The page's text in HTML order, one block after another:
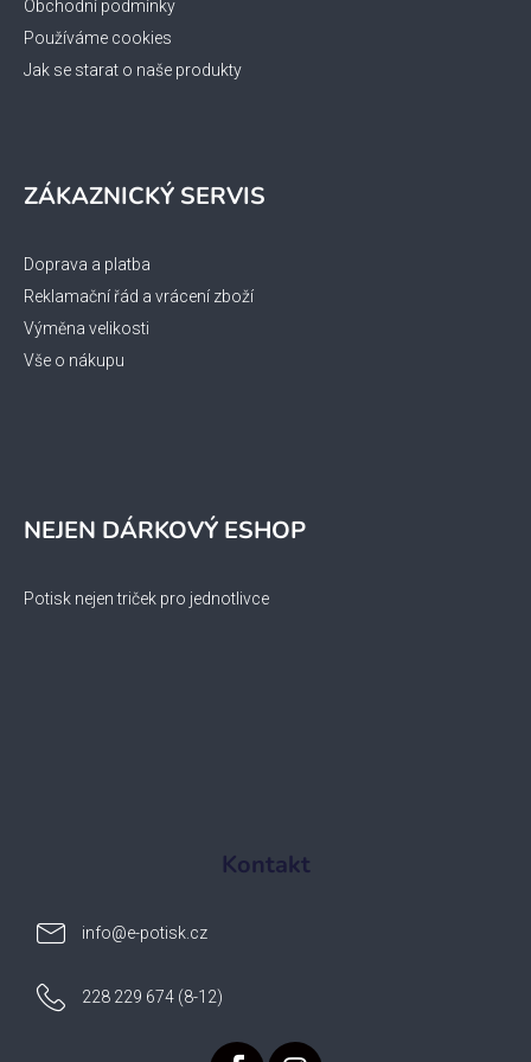
Obchodní podmínky
Používáme cookies
Jak se starat o naše produkty
ZÁKAZNICKÝ SERVIS
Doprava a platba
Reklamační řád a vrácení zboží
Výměna velikosti
Vše o nákupu
NEJEN DÁRKOVÝ ESHOP
Potisk nejen triček pro jednotlivce
Kontakt
info@e-potisk.cz
228 229 674 (8-12)